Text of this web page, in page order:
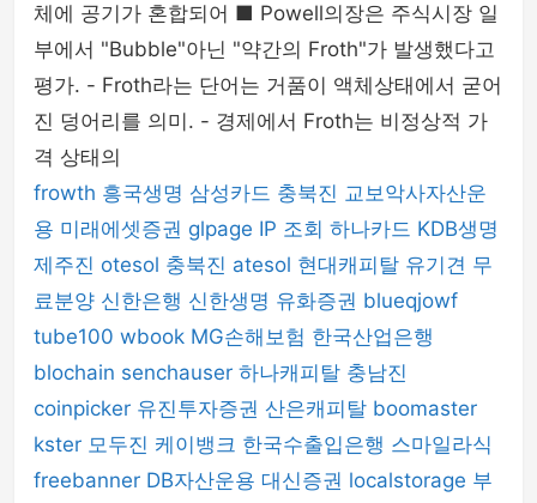
체에 공기가 혼합되어 ■ Powell의장은 주식시장 일
부에서 "Bubble"아닌 "약간의 Froth"가 발생했다고
평가. - Froth라는 단어는 거품이 액체상태에서 굳어
진 덩어리를 의미. - 경제에서 Froth는 비정상적 가
격 상태의
frowth 흥국생명 삼성카드 충북진 교보악사자산운
용 미래에셋증권 glpage IP 조회 하나카드 KDB생명
제주진 otesol 충북진 atesol 현대캐피탈 유기견 무
료분양 신한은행 신한생명 유화증권 blueqjowf
tube100 wbook MG손해보험 한국산업은행
blochain senchauser 하나캐피탈 충남진
coinpicker 유진투자증권 산은캐피탈 boomaster
kster 모두진 케이뱅크 한국수출입은행 스마일라식
freebanner DB자산운용 대신증권 localstorage 부